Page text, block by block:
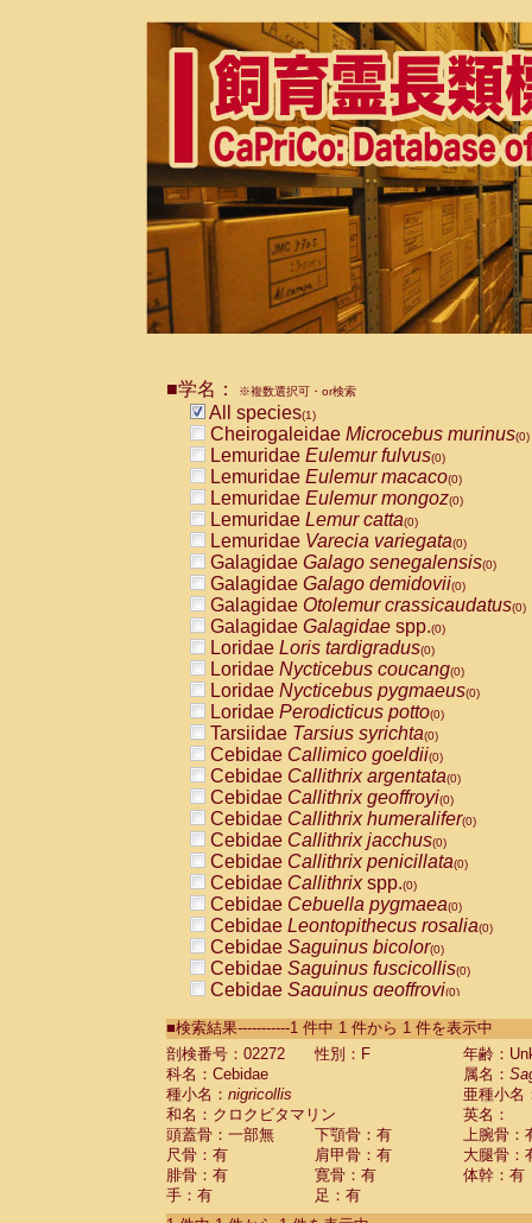
■学名： ※複数選択可・or検索
All species(1)
Cheirogaleidae Microcebus murinus(0)
Lemuridae Eulemur fulvus(0)
Lemuridae Eulemur macaco(0)
Lemuridae Eulemur mongoz(0)
Lemuridae Lemur catta(0)
Lemuridae Varecia variegata(0)
Galagidae Galago senegalensis(0)
Galagidae Galago demidovii(0)
Galagidae Otolemur crassicaudatus(0)
Galagidae Galagidae spp.(0)
Loridae Loris tardigradus(0)
Loridae Nycticebus coucang(0)
Loridae Nycticebus pygmaeus(0)
Loridae Perodicticus potto(0)
Tarsiidae Tarsius syrichta(0)
Cebidae Callimico goeldii(0)
Cebidae Callithrix argentata(0)
Cebidae Callithrix geoffroyi(0)
Cebidae Callithrix humeralifer(0)
Cebidae Callithrix jacchus(0)
Cebidae Callithrix penicillata(0)
Cebidae Callithrixspp.(0)
Cebidae Cebuella pygmaea(0)
Cebidae Leontopithecus rosalia(0)
Cebidae Saguinus bicolor(0)
Cebidae Saguinus fuscicollis(0)
Cebidae Saguinus geoffroyi(0)
CebidaeSaguinus labiatus(0)
Cebidae Saguinus leucopus (0)
Cebidae
CebidaeSaguinus mystax
CebidaeSaguinus nigricollis (1)
Cebidae Saguinus oedipus
Cebidae Saguinus weddelli
Cebidae Saguinusspp.
Cebidae Aotus trivirgatus
■検索結果-----------1 件中 1 件から 1 件を表示中
剖検番号：02272
性別：F
年齢：
科名：Cebidae
属名：
種小名： nigricollis
亜種小名
和名：クロクビタマリン
英名：
頭蓋骨：一部無
下顎骨：有
上腕骨：
尺骨：有
肩甲骨：有
大腿骨：
腓骨：有
寛骨：有
体幹：有
手：有
足：有